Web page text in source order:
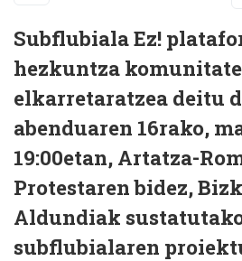
Subflubiala Ez!
hezkuntza
elkarretaratzea deitu
abenduaren 16rako,
19:00etan, Artatza-
Protestaren bidez,
Aldundiak
subflubialaren